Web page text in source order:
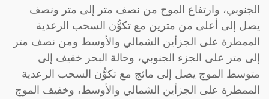
الجنوبي، وارتفاع الموج من نصف متر إلى متر ونصف
يصل إلى أعلى من مترين مع تكوُّن السحب الرعدية
الممطرة على الجزأين الشمالي والأوسط ومن نصف متر
إلى متر على الجزء الجنوبي، وحالة البحر خفيف إلى
متوسط الموج يصل إلى مائج مع تكوُّن السحب الرعدية
الممطرة على الجزأين الشمالي والأوسط، وخفيف الموج